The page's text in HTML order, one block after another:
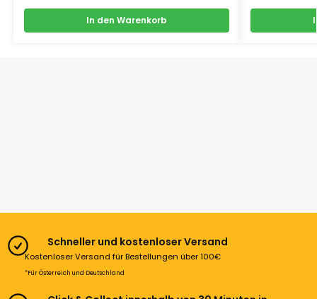
In den Warenkorb
Schneller und kostenloser Versand
Kostenloser Versand für Bestellungen über 100€
*Für Österreich und Deutschland